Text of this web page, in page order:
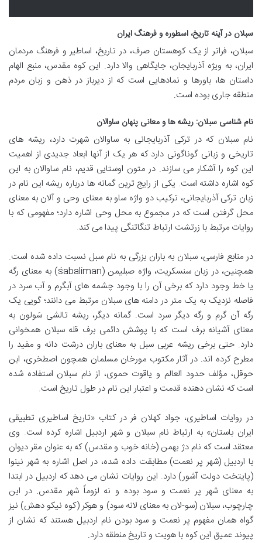
سبلان در آینه تاریخ، اسطوره و فرهنگ ایران
سبلان، فراتر از یک کوهستان صرف، در تاریخ، اساطیر و فرهنگ مردمان
ایران، به ویژه آذربایجان، جایگاهی والا دارد. این کوه مقدس، منبع الهام
داستان ها، باورها و نمادهایی است که از دیرباز در ذهن و زبان مردم
منطقه جاری بوده است.
نام شناسی سبلان: ریشه ها و معانی پنهان ساوالان
نام سبلان که در ترکی آذربایجانی به ساوالان شهرت دارد، ریشه های
تاریخی و زبانی گوناگونی دارد که هر یک از آنها ابعاد جدیدی از اهمیت
این کوه را آشکار می سازند. در متون اوستایی قدیم، نام ساوالان به این
کوه اشاره داشته است. یکی از رایج ترین گمانه ها درباره ریشه این نام در
زبان ترکی آذربایجانی، ترکیب دو واژه ساو به معنای وحی و آلان به معنای
محل گرفتن است که در مجموع به محل وحی اشاره دارد؛ مفهومی که با
روایات مرتبط با زرتشت ارتباط تنگاتنگی پیدا می کند.
در منابع فارسی، سبلان به باران بزرگی به نام سبل نسبت داده شده است.
همچنین، در زبان سنسکریت، واژه صبلیمن (śabaliman) به معنای رگه
یا خط وجود دارد که برخی آن را با وجود چشمه های آبگرم و آب سرد در
فاصله نزدیک به یک متر در دامنه های سبلان مرتبط می دانند؛ گویی یک
رگه آن گرم و رگه دیگر سرد است. گمانه دیگر، ریشه تالشی سَولون به
معنای آشیانه برف است که با پوشش دائمی برف قله سبلان همخوانی
دارد. حتی برخی ریشه عربی سبل به معنای باران درشت دانه و مفید را
مطرح کرده اند. در آثار مکتوب مورخان مسلمان همچون اصطخری، ابن
حوقل، مؤلف حدود العالم و یاقوت حموی، از نام سبلان استفاده شده
است که نشان دهنده قدمت و اعتبار این نام در طول تاریخ است.
در روایات اساطیری، جواد کهلان فر در کتاب «تاریخ اساطیری تطبیقی
ایران باستان» به ارتباط نام سبلان و شهر اردبیل اشاره کرده است. وی
معتقد است که نام دژ بهمن (خانه خوب و مقدس) که به عنوان مقر دیوان
با اردبیل (شهر پر نعمت) مطابقت داده شده، در اصل اشاره به شهر نینوا
(پایتخت دولت آشور) دارد. این روایات نشان می دهد که اردبیل در ابتدا
به معنای شهر پر نعمت و سود بوده و نه لزوماً شهر مقدس. در این
چارچوب، سبلان (سو-لان به معنای لانه سود) و هوکر (کوه نیکو دهش) نیز
گواه همان مفهوم پر نعمت و سود بودن نام اردبیل هستند که نشان از
پیوند عمیق این کوه با هویت و تاریخ منطقه دارد.